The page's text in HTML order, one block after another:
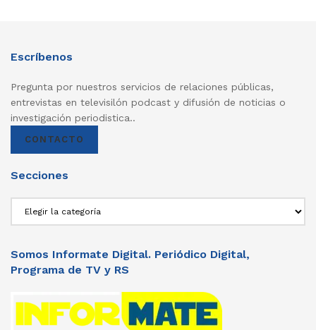
Escríbenos
Pregunta por nuestros servicios de relaciones públicas,
entrevistas en televisilón podcast y difusión de noticias o
investigación periodistica..
CONTACTO
Secciones
Somos Informate Digital. Periódico Digital,
Programa de TV y RS